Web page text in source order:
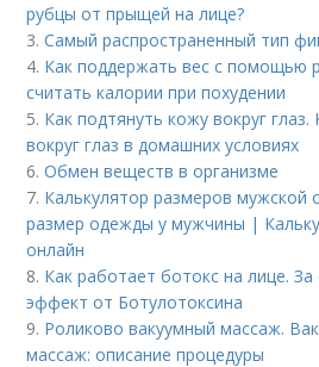
рубцы от прыщей на лице?
3.Самый распространенный тип
4. Как поддержать вес с помощью
считать калории при похудении
5. Как подтянуть кожу вокруг
вокруг глаз в домашних условиях
6.Обмен веществ в организме
7. Калькулятор размеров мужской
размер одежды у мужчины |
онлайн
8. Как работает ботокс на лице. За
эффект от Ботулотоксина
9. Роликово вакуумный массаж.
массаж: описание процедуры